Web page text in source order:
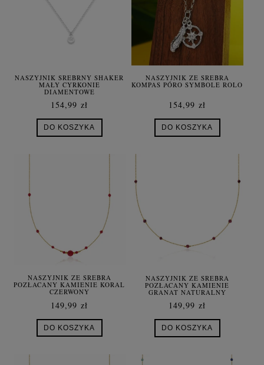
NASZYJNIK SREBRNY SHAKER
MAŁY CYRKONIE
DIAMENTOWE
154,99 zł
DO KOSZYKA
NASZYJNIK ZE SREBRA
KOMPAS PÓRO SYMBOLE ROLO
154,99 zł
DO KOSZYKA
NASZYJNIK ZE SREBRA
POZŁACANY KAMIENIE KORAL
CZERWONY
149,99 zł
DO KOSZYKA
NASZYJNIK ZE SREBRA
POZŁACANY KAMIENIE
GRANAT NATURALNY
149,99 zł
DO KOSZYKA